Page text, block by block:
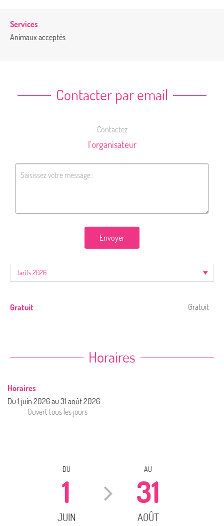
Services
Animaux acceptés
Contacter par email
Contactez
l'organisateur
Envoyer
Gratuit Gratuit
Horaires
Horaires
Du 1 juin 2026au 31 août 2026
Ouvert tous les jours
DU
1
JUIN
AU
31
AOÛT